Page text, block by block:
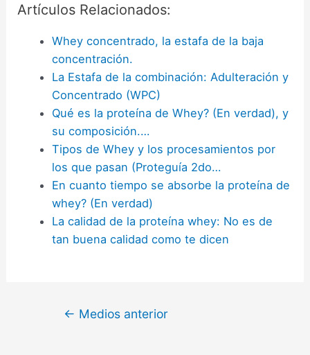
Artículos Relacionados:
Whey concentrado, la estafa de la baja
concentración.
La Estafa de la combinación: Adulteración y
Concentrado (WPC)
Qué es la proteína de Whey? (En verdad), y
su composición.…
Tipos de Whey y los procesamientos por
los que pasan (Proteguía 2do…
En cuanto tiempo se absorbe la proteína de
whey? (En verdad)
La calidad de la proteína whey: No es de
tan buena calidad como te dicen
← Medios anterior